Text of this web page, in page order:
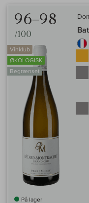
96–98
/100
Vinklub
ØKOLOGISK
Begrænset
På lager